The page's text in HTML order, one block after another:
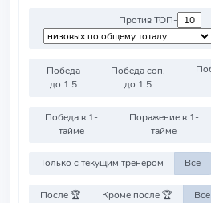
Против ТОП-
Победа
до 1.5
Победа соп.
до 1.5
Победа в 1-
тайме
Поражение в 1-
тайме
Только с текущим тренером Все
После 🏆 Кроме после 🏆 Все